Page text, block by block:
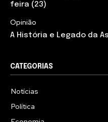
feira (23)
Opinião
A História e Legado da
CATEGORIAS
Notícias
Política